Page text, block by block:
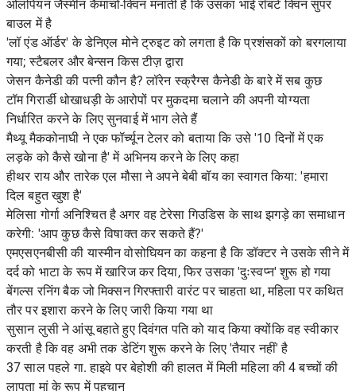
ओलंपियन जैस्मीन कैमाचो-क्विन मनाती है कि उसका भाई रॉबर्ट क्विन सुपर
बाउल में है
'लॉ एंड ऑर्डर' के डेनिएल मोने ट्रुइट को लगता है कि प्रशंसकों को बरगलाया
गया; स्टैबलर और बेन्सन किस टीज़ द्वारा
जेसन कैनेडी की पत्नी कौन है? लॉरेन स्क्रैग्स कैनेडी के बारे में सब कुछ
टॉम गिरार्डी धोखाधड़ी के आरोपों पर मुकदमा चलाने की अपनी योग्यता
निर्धारित करने के लिए सुनवाई में भाग लेते हैं
मैथ्यू मैककोनाघी ने एक फॉर्च्यून टेलर को बताया कि उसे '10 दिनों में एक
लड़के को कैसे खोना है' में अभिनय करने के लिए कहा
हीथर राय और तारेक एल मौसा ने अपने बेबी बॉय का स्वागत किया: 'हमारा
दिल बहुत खुश है'
मेलिसा गोर्गा अनिश्चित है अगर वह टेरेसा गिउडिस के साथ झगड़े का समाधान
करेगी: 'आप कुछ कैसे विषाक्त कर सकते हैं?'
एमएसएनबीसी की यास्मीन वोसोघियन का कहना है कि डॉक्टर ने उसके सीने में
दर्द को भाटा के रूप में खारिज कर दिया, फिर उसका 'दुःस्वप्न' शुरू हो गया
बेंगल्स रनिंग बैक जो मिक्सन गिरफ्तारी वारंट पर चाहता था, महिला पर कथित
तौर पर इशारा करने के लिए जारी किया गया था
सुसान लुसी ने आंसू बहाते हुए दिवंगत पति को याद किया क्योंकि वह स्वीकार
करती है कि वह अभी तक डेटिंग शुरू करने के लिए 'तैयार नहीं' है
37 साल पहले गा. हाइवे पर बेहोशी की हालत में मिली महिला की 4 बच्चों की
लापता मां के रूप में पहचान